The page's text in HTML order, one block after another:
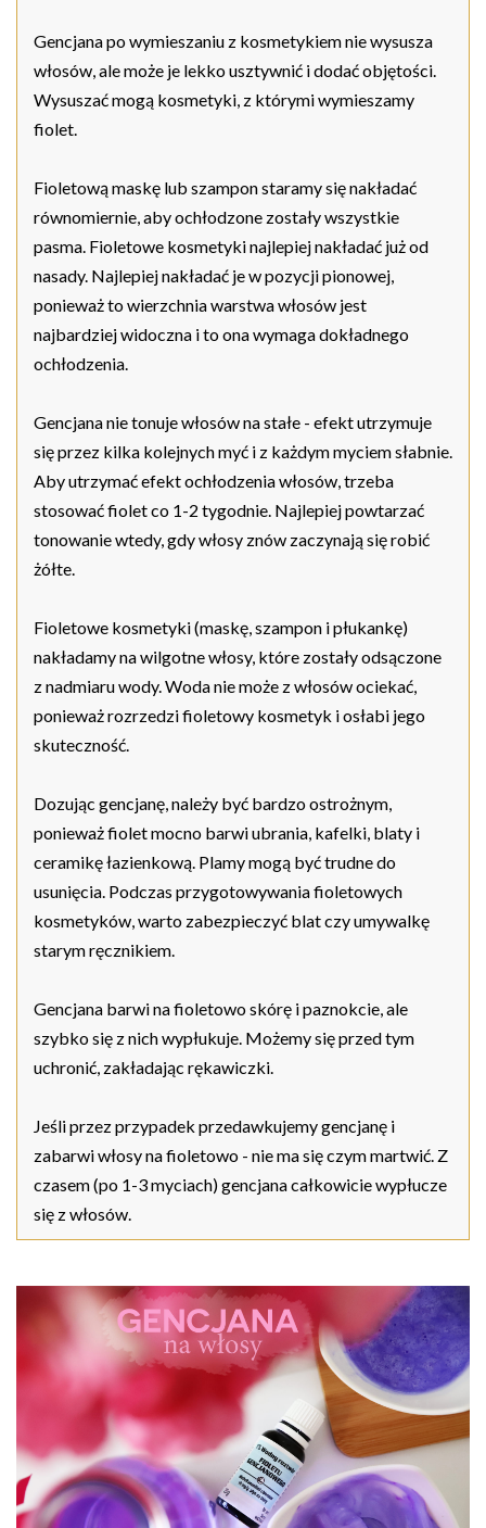
Gencjana po wymieszaniu z kosmetykiem nie wysusza
włosów, ale może je lekko usztywnić i dodać objętości.
Wysuszać mogą kosmetyki, z którymi wymieszamy
fiolet.
Fioletową maskę lub szampon staramy się nakładać
równomiernie, aby ochłodzone zostały wszystkie
pasma. Fioletowe kosmetyki najlepiej nakładać już od
nasady. Najlepiej nakładać je w pozycji pionowej,
ponieważ to wierzchnia warstwa włosów jest
najbardziej widoczna i to ona wymaga dokładnego
ochłodzenia.
Gencjana nie tonuje włosów na stałe - efekt utrzymuje
się przez kilka kolejnych myć i z każdym myciem słabnie.
Aby utrzymać efekt ochłodzenia włosów, trzeba
stosować fiolet co 1-2 tygodnie. Najlepiej powtarzać
tonowanie wtedy, gdy włosy znów zaczynają się robić
żółte.
Fioletowe kosmetyki (maskę, szampon i płukankę)
nakładamy na wilgotne włosy, które zostały odsączone
z nadmiaru wody. Woda nie może z włosów ociekać,
ponieważ rozrzedzi fioletowy kosmetyk i osłabi jego
skuteczność.
Dozując gencjanę, należy być bardzo ostrożnym,
ponieważ fiolet mocno barwi ubrania, kafelki, blaty i
ceramikę łazienkową. Plamy mogą być trudne do
usunięcia. Podczas przygotowywania fioletowych
kosmetyków, warto zabezpieczyć blat czy umywalkę
starym ręcznikiem.
Gencjana barwi na fioletowo skórę i paznokcie, ale
szybko się z nich wypłukuje. Możemy się przed tym
uchronić, zakładając rękawiczki.
Jeśli przez przypadek przedawkujemy gencjanę i
zabarwi włosy na fioletowo - nie ma się czym martwić. Z
czasem (po 1-3 myciach) gencjana całkowicie wypłucze
się z włosów.